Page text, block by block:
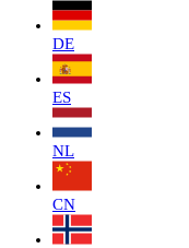
DE
ES
NL
CN